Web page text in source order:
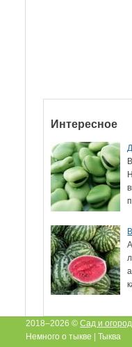
Интересное
2018–2026 © Сад и
Немного о тыкве | Тыква